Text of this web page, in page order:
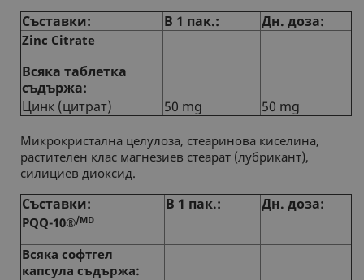
Съставки: В 1 пак.: Дн. доза:
Zinc Citrate
Всяка таблетка
съдържа:
Цинк (цитрат)
50 mg 50 mg
Микрокристална целулоза, стеаринова киселина,
растителен клас магнезиев стеарат (лубрикант),
силициев диоксид.
Съставки: В 1 пак.: Дн. доза:
PQQ-10®/MD
Всяка софтгел
капсула съдържа: